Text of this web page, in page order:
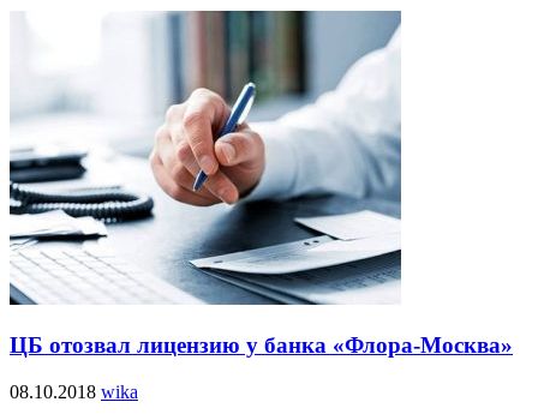
ЦБ отозвал лицензию у банка «Флора-Москва»
08.10.2018 wika